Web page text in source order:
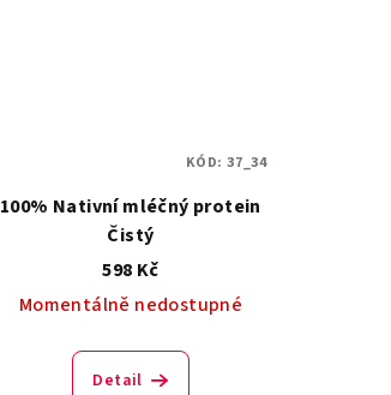
100% Nativní mléčný protein
Čistý
598 Kč
Momentálně nedostupné
Detail
KÓD: 37_34